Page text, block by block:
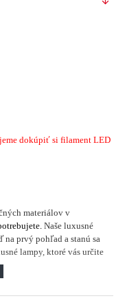
dokúpiť si filament LED
materiálov v
Naše luxusné
prvý pohľad a stanú sa
lampy, ktoré vás určite